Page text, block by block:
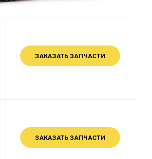
ЗАКАЗАТЬ ЗАПЧАСТИ
ЗАКАЗАТЬ ЗАПЧАСТИ